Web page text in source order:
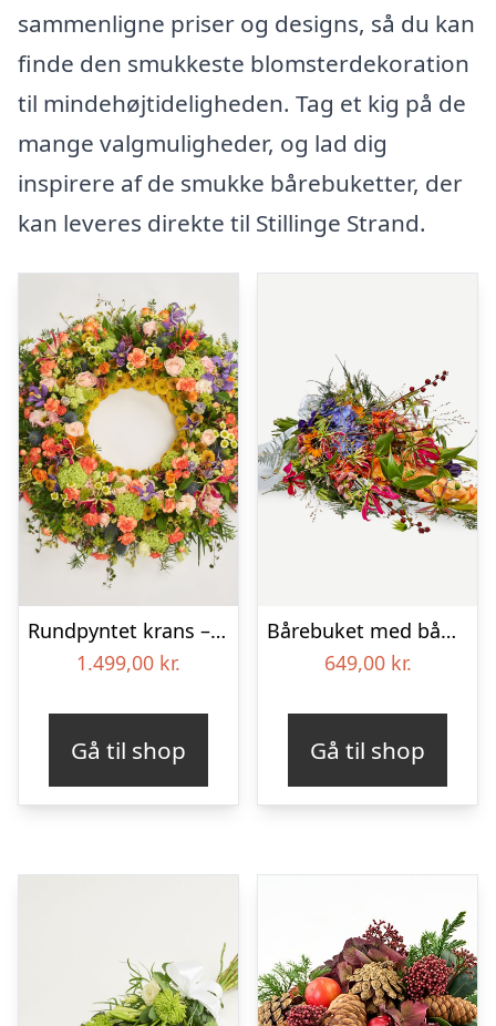
sammenligne priser og designs, så du kan
finde den smukkeste blomsterdekoration
til mindehøjtideligheden. Tag et kig på de
mange valgmuligheder, og lad dig
inspirere af de smukke bårebuketter, der
kan leveres direkte til Stillinge Strand.
Rundpyntet krans – Et farverigt farvel
1.499,00 kr.
Gå til shop
Bårebuket med bånd – Et farverigt farvel
649,00 kr.
Gå til shop